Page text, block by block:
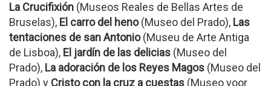
La Crucifixión (Museos Reales de Bellas Artes de
Bruselas), El carro del heno(Museo del Prado), Las
tentaciones de san Antonio(Museu de Arte Antiga
de Lisboa), El jardín de las delicias (Museo del
Prado), La adoración de los Reyes Magos (Museo del
Prado) y Cristo con la cruz a cuestas (Museo voor